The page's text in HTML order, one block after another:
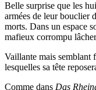
Belle surprise que les
armées de leur bouclier
morts. Dans un espace
mafieux corrompu
Vaillante mais semblant
lesquelles sa tête
Comme dans Das